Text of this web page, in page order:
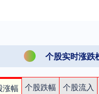
个股实时涨跌
涨幅 个股跌幅 个股流入